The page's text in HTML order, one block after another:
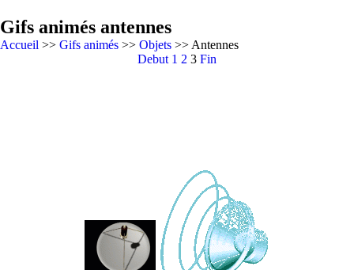
Gifs animés antennes
Accueil >> Gifs animés >> Objets >> Antennes
Debut 1 2 3 Fin